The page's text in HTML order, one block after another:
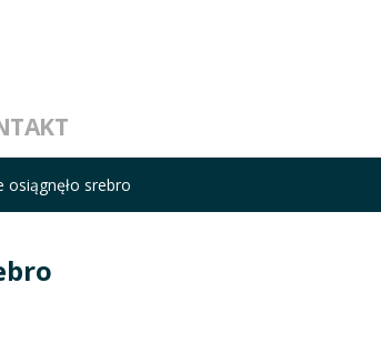
osiągnęło srebro